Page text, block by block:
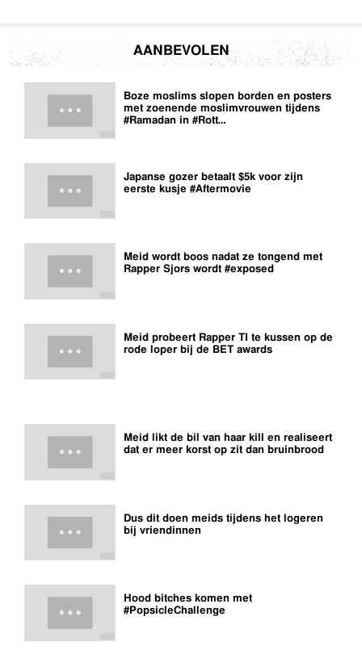
AANBEVOLEN
Boze moslims slopen borden en posters
met zoenende moslimvrouwen tijdens
#Ramadan in #Rott…
Japanse gozer betaalt $5k voor zijn
eerste kusje #Aftermovie
Meid wordt boos nadat ze tongend met
Rapper Sjors wordt #exposed
Meid probeert Rapper TI te kussen op de
rode loper bij de BET awards
Meid likt de bil van haar kill en realiseert
dat er meer korst op zit dan bruinbrood
Dus dit doen meids tijdens het logeren
bij vriendinnen
Hood bitches komen met
#PopsicleChallenge